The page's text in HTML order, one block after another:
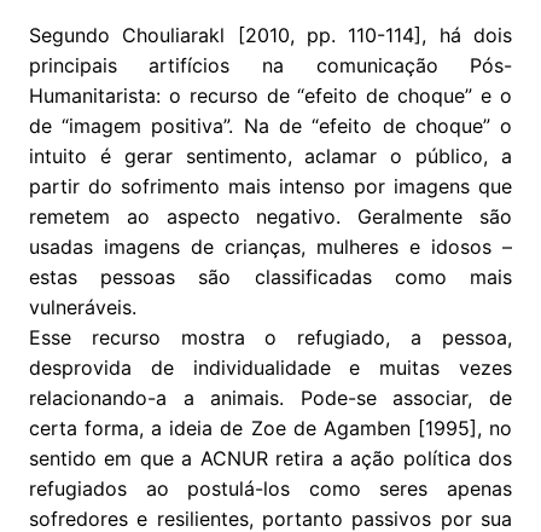
Segundo Chouliarakl [2010, pp. 110-114], há dois
principais artifícios na comunicação Pós-
Humanitarista: o recurso de “efeito de choque” e o
de “imagem positiva”. Na de “efeito de choque” o
intuito é gerar sentimento, aclamar o público, a
partir do sofrimento mais intenso por imagens que
remetem ao aspecto negativo. Geralmente são
usadas imagens de crianças, mulheres e idosos –
estas pessoas são classificadas como mais
vulneráveis.
Esse recurso mostra o refugiado, a pessoa,
desprovida de individualidade e muitas vezes
relacionando-a a animais. Pode-se associar, de
certa forma, a ideia de Zoe de Agamben [1995], no
sentido em que a ACNUR retira a ação política dos
refugiados ao postulá-los como seres apenas
sofredores e resilientes, portanto passivos por sua